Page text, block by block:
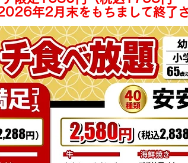
年2月末をもちまして終了